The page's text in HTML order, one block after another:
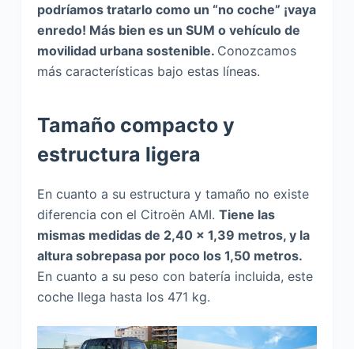
podríamos tratarlo como un “no coche” ¡vaya
enredo! Más bien es un SUM o vehículo de
movilidad urbana sostenible. Conozcamos
más características bajo estas líneas.
Tamaño compacto y
estructura ligera
En cuanto a su estructura y tamaño no existe
diferencia con el Citroën AMI. Tiene las
mismas medidas de 2,40 x 1,39 metros, y la
altura sobrepasa por poco los 1,50 metros.
En cuanto a su peso con batería incluida, este
coche llega hasta los 471 kg.